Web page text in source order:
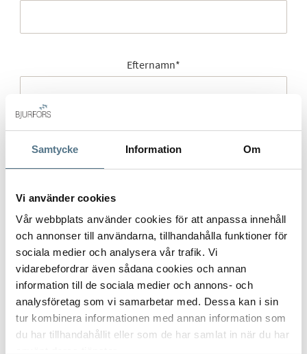
Samtycke Information Om
Vi använder cookies
Vår webbplats använder cookies för att anpassa innehåll
och annonser till användarna, tillhandahålla funktioner för
sociala medier och analysera vår trafik. Vi
vidarebefordrar även sådana cookies och annan
information till de sociala medier och annons- och
analysföretag som vi samarbetar med. Dessa kan i sin
tur kombinera informationen med annan information som
du har tillhandahållit eller som de har samlat in när du har
Efternamn*
E-post*